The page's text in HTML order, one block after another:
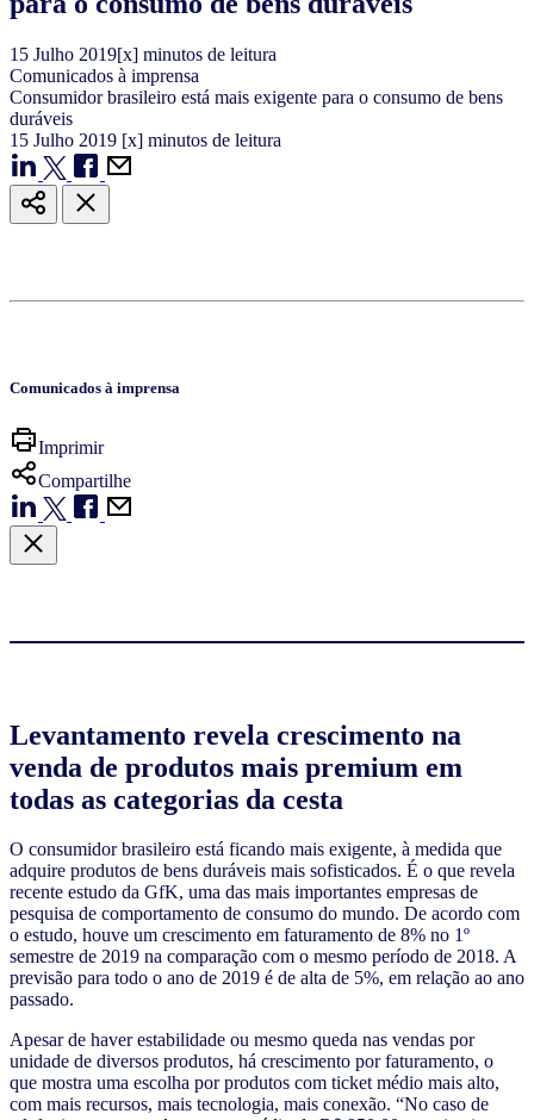
15 Julho 2019[x] minutos de leitura
Comunicados à imprensa
Consumidor brasileiro está mais exigente para o consumo de bens
duráveis
15 Julho 2019 [x] minutos de leitura
Comunicados à imprensa
Imprimir
Compartilhe
Levantamento revela crescimento na
venda de produtos mais premium em
todas as categorias da cesta
O consumidor brasileiro está ficando mais exigente, à medida que
adquire produtos de bens duráveis mais sofisticados. É o que revela
recente estudo da GfK, uma das mais importantes empresas de
pesquisa de comportamento de consumo do mundo. De acordo com
o estudo, houve um crescimento em faturamento de 8% no 1º
semestre de 2019 na comparação com o mesmo período de 2018. A
previsão para todo o ano de 2019 é de alta de 5%, em relação ao ano
passado.
Apesar de haver estabilidade ou mesmo queda nas vendas por
unidade de diversos produtos, há crescimento por faturamento, o
que mostra uma escolha por produtos com ticket médio mais alto,
com mais recursos, mais tecnologia, mais conexão. “No caso de